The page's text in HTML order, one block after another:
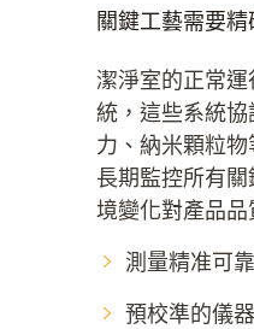
關鍵工藝需要
潔淨室的正常
統，這些系統
力、納米顆粒
長期監控所有
境變化對產品
測量精准可
預校準的儀